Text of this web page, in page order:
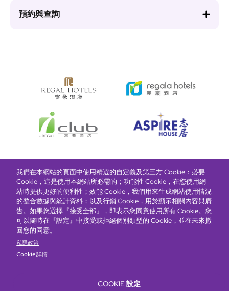
預約與查詢
富豪酒店主頁關於我們推廣及優惠住宿獎勵計劃
搶先一步，掌握最新資訊！
我們在本網站的頁面中使用精選的自定義及第三方 Cookie：必要
Cookie，這是使用本網站所必需的；功能性 Cookie，在您使用網
站時提供更好的便利性；效能 Cookie，我們用來生成網站使用情況
的整合數據與統計資料；以及行銷 Cookie，用於顯示相關內容與廣
告。如果您選擇『接受全部』，即表示您同意使用所有 Cookie。您
可以隨時在『設定』中接受或拒絕個別類型的 Cookie，並在未來撤
回您的同意。
私隱政策
Cookie 詳情
COOKIE 設定